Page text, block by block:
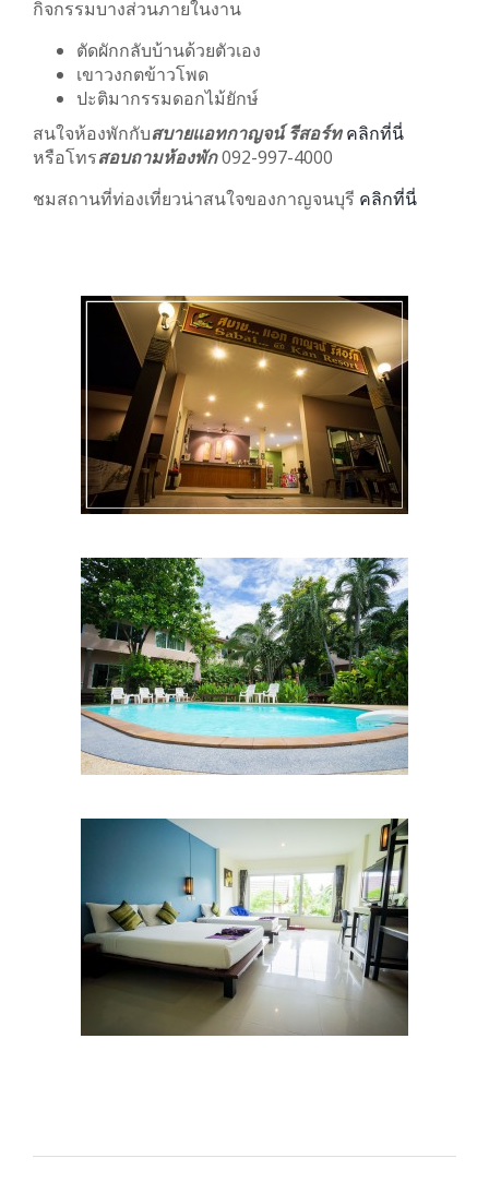
กิจกรรมบางส่วนภายในงาน
ตัดผักกลับบ้านด้วยตัวเอง
เขาวงกตข้าวโพด
ปะติมากรรมดอกไม้ยักษ์
สนใจห้องพักกับสบายแอทกาญจน์ รีสอร์ท คลิกที่นี่
หรือโทรสอบถามห้องพัก092-997-4000
ชมสถานที่ท่องเที่ยวน่าสนใจของกาญจนบุรี คลิกที่นี่